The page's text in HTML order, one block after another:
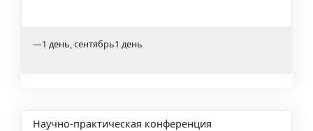
—1 день, сентябрь1 день
Научно-практическая конференция